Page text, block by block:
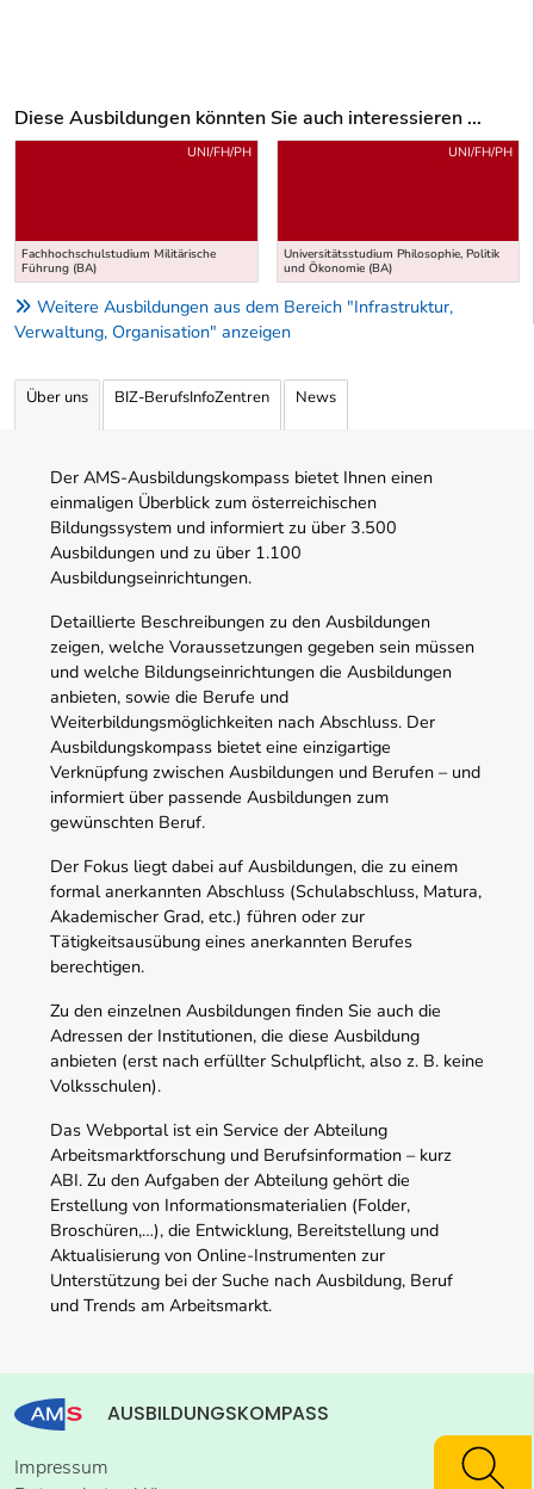
Diese Ausbildungen könnten Sie auch interessieren ...
Uber weitere Ausbildungsvorschläge
Fachhochschulstudium Militärische
Führung (BA)
UNI/FH/PH
Universitätsstudium Philosophie, Politik
und Ökonomie (BA)
UNI/FH/PH
Weitere Ausbildungen aus dem Bereich "Infrastruktur,
Verwaltung, Organisation" anzeigen
Über uns BIZ-BerufsInfoZentren News
Der AMS-Ausbildungskompass bietet Ihnen einen
einmaligen Überblick zum österreichischen
Bildungssystem und informiert zu über 3.500
Ausbildungen und zu über 1.100
Ausbildungseinrichtungen.
Detaillierte Beschreibungen zu den Ausbildungen
zeigen, welche Voraussetzungen gegeben sein müssen
und welche Bildungseinrichtungen die Ausbildungen
anbieten, sowie die Berufe und
Weiterbildungsmöglichkeiten nach Abschluss. Der
Ausbildungskompass bietet eine einzigartige
Verknüpfung zwischen Ausbildungen und Berufen – und
informiert über passende Ausbildungen zum
gewünschten Beruf.
Der Fokus liegt dabei auf Ausbildungen, die zu einem
formal anerkannten Abschluss (Schulabschluss, Matura,
Akademischer Grad, etc.) führen oder zur
Tätigkeitsausübung eines anerkannten Berufes
berechtigen.
Zu den einzelnen Ausbildungen finden Sie auch die
Adressen der Institutionen, die diese Ausbildung
anbieten (erst nach erfüllter Schulpflicht, also z. B. keine
Volksschulen).
Das Webportal ist ein Service der Abteilung
Arbeitsmarktforschung und Berufsinformation – kurz
ABI. Zu den Aufgaben der Abteilung gehört die
Erstellung von Informationsmaterialien (Folder,
Broschüren,…), die Entwicklung, Bereitstellung und
Aktualisierung von Online-Instrumenten zur
Unterstützung bei der Suche nach Ausbildung, Beruf
und Trends am Arbeitsmarkt.
AUSBILDUNGSKOMPASS
Impressum